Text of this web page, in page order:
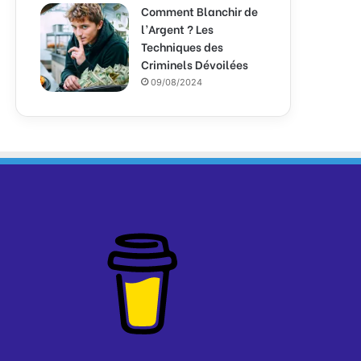
Comment Blanchir de
l’Argent ? Les
Techniques des
Criminels Dévoilées
09/08/2024